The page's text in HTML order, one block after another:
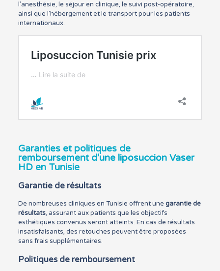
l’anesthésie, le séjour en clinique, le suivi post-opératoire,
ainsi que l’hébergement et le transport pour les patients
internationaux.
Garanties et politiques de
remboursement d’une liposuccion Vaser
HD en Tunisie
Garantie de résultats
De nombreuses cliniques en Tunisie offrent une garantie de
résultats, assurant aux patients que les objectifs
esthétiques convenus seront atteints. En cas de résultats
insatisfaisants, des retouches peuvent être proposées
sans frais supplémentaires.
Politiques de remboursement